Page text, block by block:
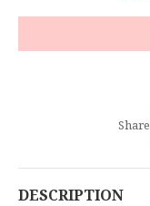
Share
DESCRIPTION